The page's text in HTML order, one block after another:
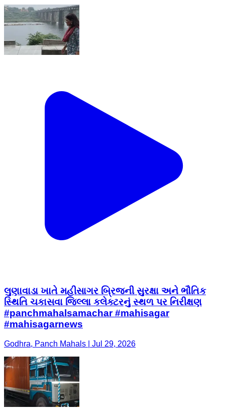
લુણાવાડા ખાતે મહીસાગર બ્રિજની સુરક્ષા અને ભૌતિક
સ્થિતિ ચકાસવા જિલ્લા કલેક્ટરનું સ્થળ પર નિરીક્ષણ
#panchmahalsamachar #mahisagar
#mahisagarnews
Godhra, Panch Mahals | Jul 29, 2026